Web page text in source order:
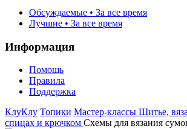
Обсуждаемые • За все время
Лучшие • За все время
Информация
Помощь
Правила
Поддержка
КлуКлу Топики Мастер-классы Шитье,
спицах и крючком Схемы для вязания